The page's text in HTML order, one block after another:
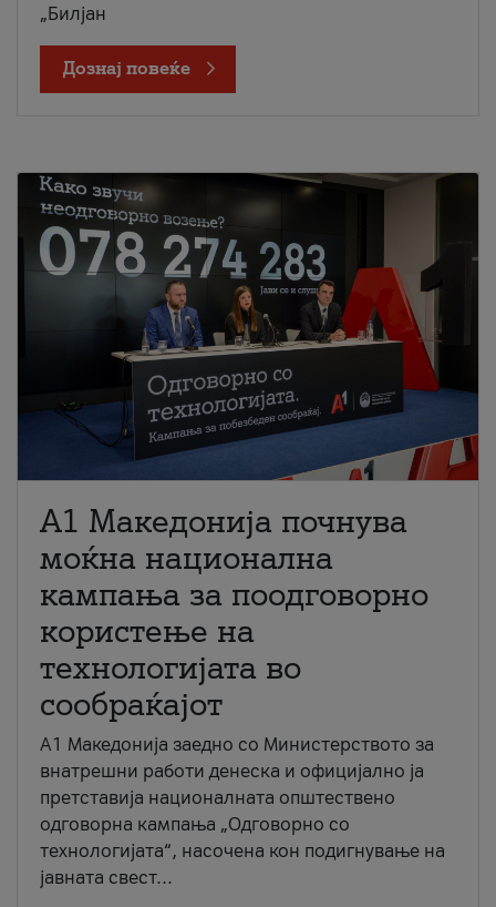
„Билјан
Дознај повеќе
A1 Македонија почнува
моќна национална
кампања за поодговорно
користење на
технологијата во
сообраќајот
A1 Македонија заедно со Министерството за
внатрешни работи денеска и официјално ја
претставија националната општествено
одговорна кампања „Одговорно со
технологијата“, насочена кон подигнување на
јавната свест...